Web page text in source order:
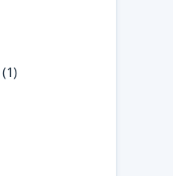
(1)